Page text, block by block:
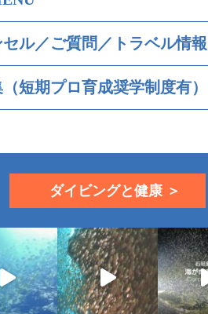
ル／ご質問／トラベル情報
短期プロ育成奨学制度有）
ダイビングと健康 ＞